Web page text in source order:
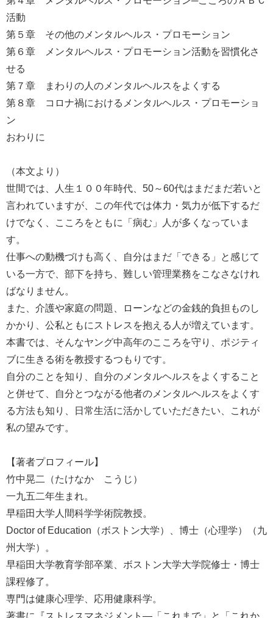
活動
第５章 その他のメンタルヘルス・プロモーション
第６章 メンタルヘルス・プロモーション活動を習慣化さ
せる
第７章 まわりの人のメンタルヘルスをよくする
第８章 コロナ禍におけるメンタルヘルス・プロモーショ
ン
おわりに
（本文より）
世間では、人生１００年時代、50～60代はまだまだ若いと
言われていますが、この年代では体力・気力が低下するだ
けでなく、こころをともに「病む」人が多くなっていま
す。
仕事への動機づけも高く、自分はまだ「できる」と感じて
いる一方で、部下を持ち、難しい管理業務をこなさなけれ
ばなりません。
また、介護や家庭の問題、ローンなどの金銭的負担ものし
かかり、公私ともにストレスを抱える人が増えています。
本書では、そんなヤング中高年のこころを守り、ポジティ
ブに生きる術を教授するつもりです。
自分のことを知り、自分のメンタルヘルスをよくすること
と併せて、自分とつながる他者のメンタルヘルスをよくす
る方法も知り、日常生活に活かしていただきたい、これが
私の望みです。
【著者プロフィール】
竹中晃二（たけなか こうじ）
一九五二年生まれ。
早稲田大学人間科学学術院教授。
Doctor of Education（ボストン大学）、博士（心理学）（九
州大学）。
早稲田大学教育学部卒業、ボストン大学大学院修士・博士
課程修了。
専門は健康心理学、応用健康科学。